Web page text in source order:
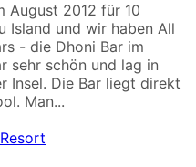
August 2012 für 10
Island und wir haben All
- die Dhoni Bar im
sehr schön und lag in
Insel. Die Bar liegt direkt
Man...